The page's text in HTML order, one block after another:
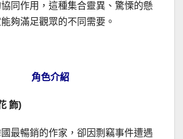
同作用，這種集合靈異、驚慄的懸
夠滿足觀眾的不同需要。
角色介紹
飾)
最暢銷的作家，卻因剽竊事件遭遇